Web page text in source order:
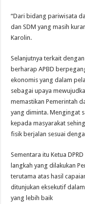
“Dari bidang pariwisata
dan SDM yang masih
Karolin.
Selanjutnya terkait
berharap APBD
ekonomis yang dalam
sebagai upaya
memastikan Pemerintah
yang diminta. Mengingat
kepada masyarakat
fisik berjalan sesuai
Sementara itu Ketua
langkah yang dilakukan
terutama atas hasil
ditunjukan eksekutif
yang lebih baik